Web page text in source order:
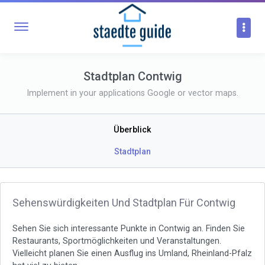
Stadtplan Contwig
Implement in your applications Google or vector maps.
Überblick
Stadtplan
Sehenswürdigkeiten Und Stadtplan Für Contwig
Sehen Sie sich interessante Punkte in Contwig an. Finden Sie
Restaurants, Sportmöglichkeiten und Veranstaltungen.
Vielleicht planen Sie einen Ausflug ins Umland, Rheinland-Pfalz